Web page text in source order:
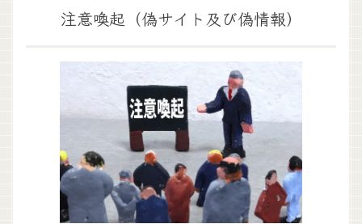
注意喚起（偽サイト及び偽情報）